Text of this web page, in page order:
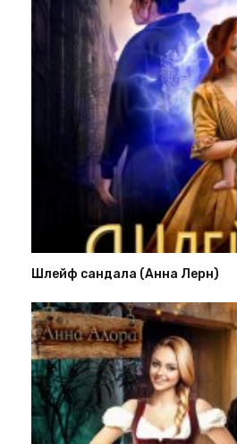
Шлейф сандала (Анна Лерн)